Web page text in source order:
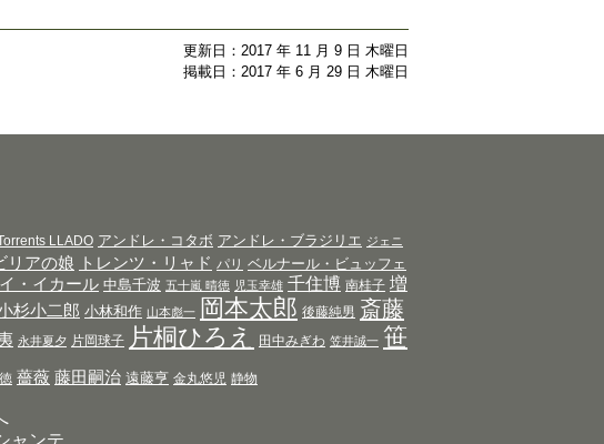
更新日：2017 年 11 月 9 日 木曜日
掲載日：2017 年 6 月 29 日 木曜日
LLADO アンドレ・コタボ アンドレ・ブラジリエ ジェニ
リアの娘 トレンツ・リャド パリ ベルナール・ビュッフェ
・イカール 中島千波 五十嵐 晴徳 児玉幸雄 千住博 南桂子 増
杉小二郎 小林和作 山本彪一 岡本太郎 後藤純男 斎藤
永井夏夕 片岡球子 片桐ひろえ 田中みぎわ 笠井誠一 笹
薔薇 藤田嗣治 遠藤亨 金丸悠児 静物
ャンテ